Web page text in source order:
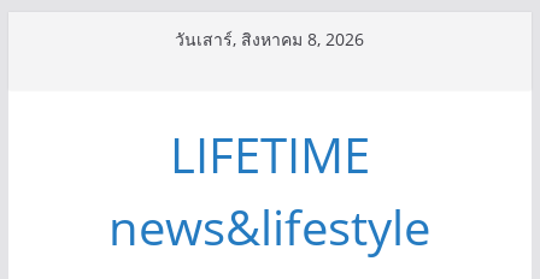
วันเสาร์, สิงหาคม 8, 2026
LIFETIME
news&lifestyle